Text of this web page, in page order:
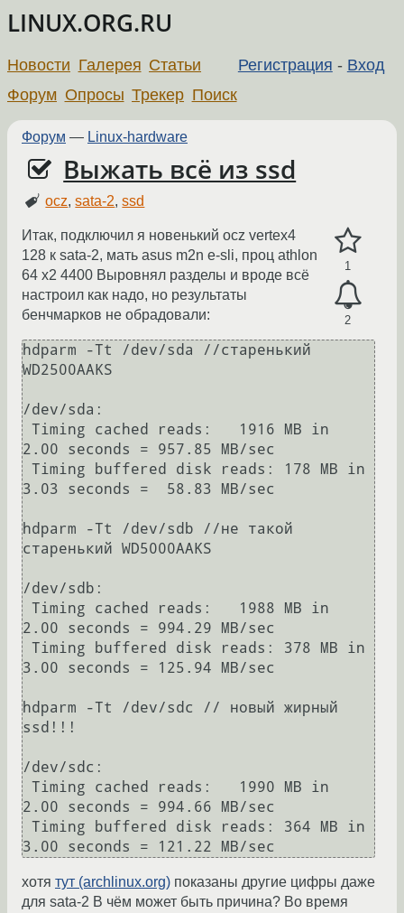
LINUX.ORG.RU
Регистрация - Вход
Новости Галерея Статьи
Форум Опросы Трекер Поиск
Форум — Linux-hardware
Выжать всё из ssd
ocz,sata-2,ssd
1
2
Итак, подключил я новенький ocz vertex4
128 к sata-2, мать asus m2n e-sli, проц athlon
64 x2 4400 Выровнял разделы и вроде всё
настроил как надо, но результаты
бенчмарков не обрадовали:
hdparm -Tt /dev/sda //старенький
WD2500AAKS
/dev/sda:
2.00 seconds = 957.85 MB/sec
3.03 seconds =  58.83 MB/sec
hdparm -Tt /dev/sdb //не такой
старенький WD5000AAKS
/dev/sdb:
2.00 seconds = 994.29 MB/sec
3.00 seconds = 125.94 MB/sec
hdparm -Tt /dev/sdc // новый жирный
ssd!!!
/dev/sdc:
2.00 seconds = 994.66 MB/sec
хотя тут (archlinux.org) показаны другие цифры даже
для sata-2 В чём может быть причина? Во время